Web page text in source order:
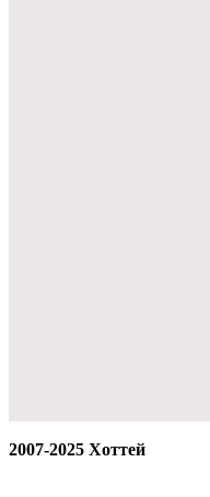
2007-2025 Хоттей